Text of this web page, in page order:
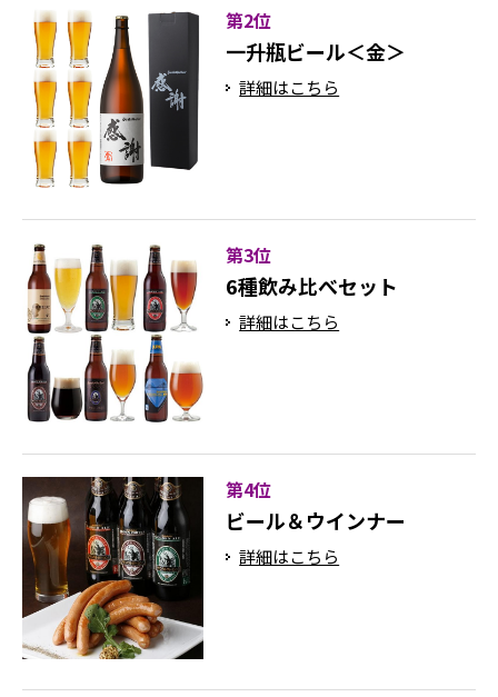
第2位
一升瓶ビール＜金＞
詳細はこちら
第3位
6種飲み比べセット
詳細はこちら
第4位
ビール＆ウインナー
詳細はこちら